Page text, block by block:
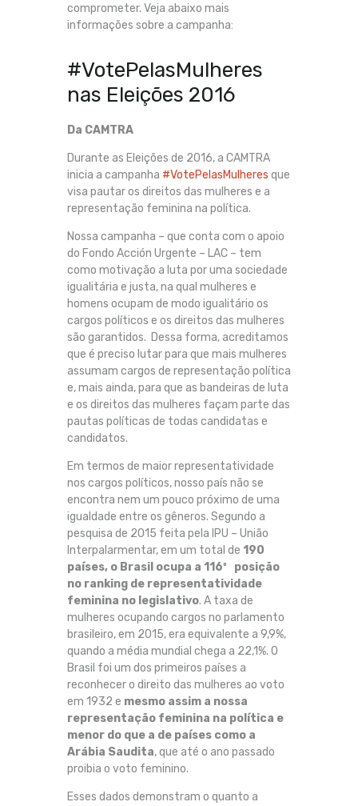
comprometer. Veja abaixo mais
informações sobre a campanha:
#VotePelasMulheres
nas Eleições 2016
Da CAMTRA
Durante as Eleições de 2016, a CAMTRA
inicia a campanha #VotePelasMulheres que
visa pautar os direitos das mulheres e a
representação feminina na política.
Nossa campanha – que conta com o apoio
do Fondo Acción Urgente – LAC – tem
como motivação a luta por uma sociedade
igualitária e justa, na qual mulheres e
homens ocupam de modo igualitário os
cargos políticos e os direitos das mulheres
são garantidos. Dessa forma, acreditamos
que é preciso lutar para que mais mulheres
assumam cargos de representação política
e, mais ainda, para que as bandeiras de luta
e os direitos das mulheres façam parte das
pautas políticas de todas candidatas e
candidatos.
Em termos de maior representatividade
nos cargos políticos, nosso país não se
encontra nem um pouco próximo de uma
igualdade entre os gêneros. Segundo a
pesquisa de 2015 feita pela IPU – União
Interpalarmentar, em um total de 190
países, o Brasil ocupa a 116º posição
no ranking de representatividade
feminina no legislativo. A taxa de
mulheres ocupando cargos no parlamento
brasileiro, em 2015, era equivalente a 9,9%,
quando a média mundial chega a 22,1%. O
Brasil foi um dos primeiros países a
reconhecer o direito das mulheres ao voto
em 1932 e mesmo assim a nossa
representação feminina na política e
menor do que a de países como a
Arábia Saudita, que até o ano passado
proibia o voto feminino.
Esses dados demonstram o quanto a